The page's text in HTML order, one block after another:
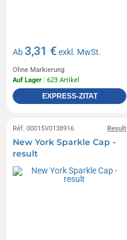
Ab3,31 €exkl. MwSt.
Ohne Markierung
Auf Lager : 623 Artikel
EXPRESS-ZITAT
Result
Réf. 00015V0138916
New York Sparkle Cap -
result